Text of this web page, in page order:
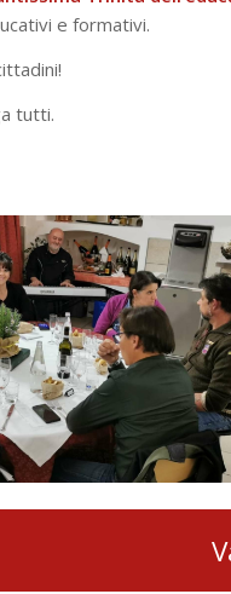
e formativi.
tutti.